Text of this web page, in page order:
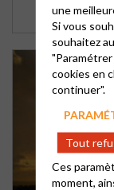
une
Si vous
souhaitez
cookies en
continuer".
Tout
Ces
moment,